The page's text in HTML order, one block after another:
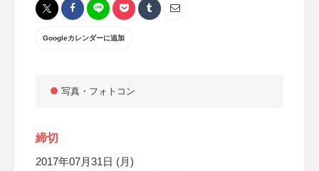
Googleカレンダーに追加
写真・フォトコン
締切
2017年07月31日 (月)